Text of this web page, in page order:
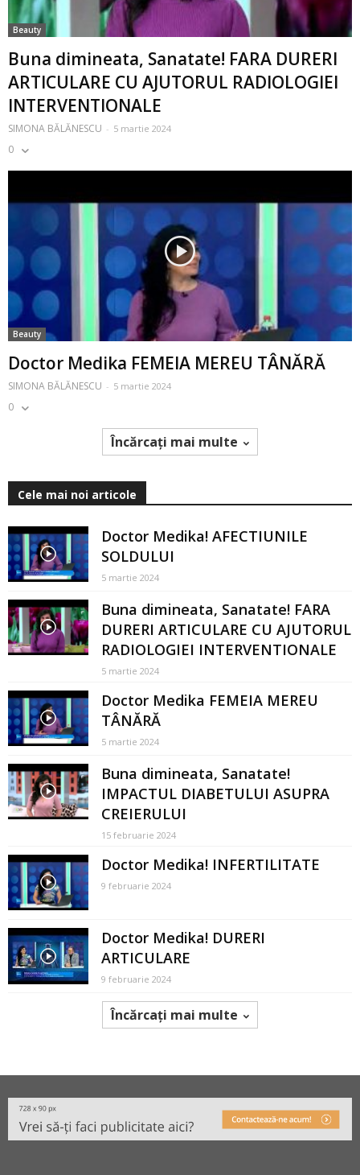
Beauty
Buna dimineata, Sanatate! FARA DURERI
ARTICULARE CU AJUTORUL RADIOLOGIEI
INTERVENTIONALE
SIMONA BĂLĂNESCU - 5 martie 2024
0
Beauty
Doctor Medika FEMEIA MEREU TÂNĂRĂ
SIMONA BĂLĂNESCU - 5 martie 2024
0
Încărcați mai multe
Cele mai noi articole
Doctor Medika! AFECTIUNILE
SOLDULUI
5 martie 2024
Buna dimineata, Sanatate! FARA
DURERI ARTICULARE CU AJUTORUL
RADIOLOGIEI INTERVENTIONALE
5 martie 2024
Doctor Medika FEMEIA MEREU
TÂNĂRĂ
5 martie 2024
Buna dimineata, Sanatate!
IMPACTUL DIABETULUI ASUPRA
CREIERULUI
15 februarie 2024
Doctor Medika! INFERTILITATE
9 februarie 2024
Doctor Medika! DURERI
ARTICULARE
9 februarie 2024
Încărcați mai multe